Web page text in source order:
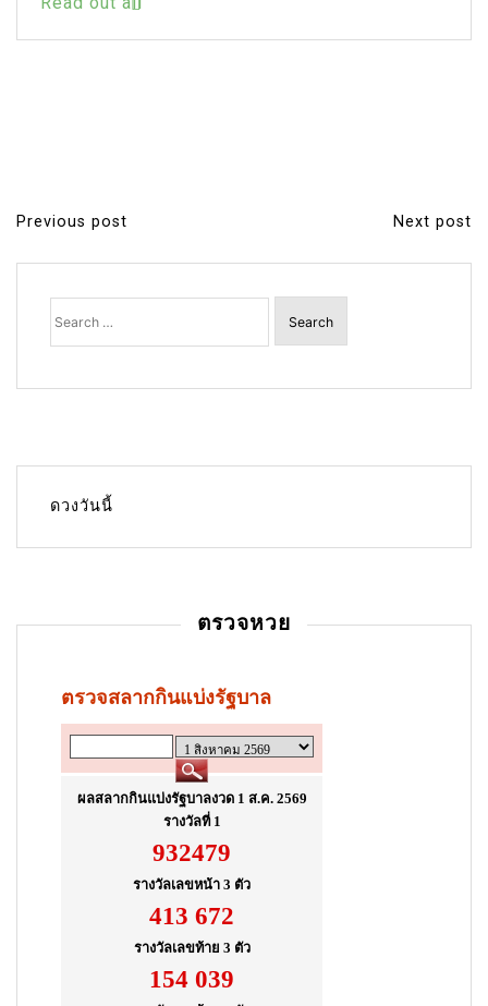
P
o
i
Previous post Next post
Search
for:
ดวงวันนี้
ตรวจหวย